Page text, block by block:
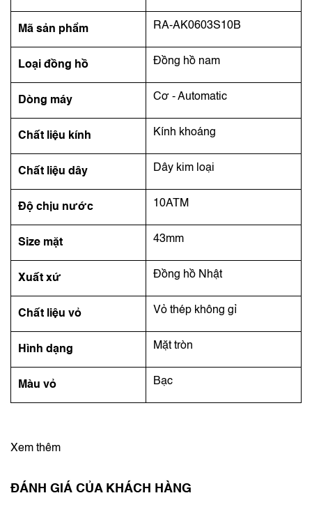
Mã sản phẩm RA-AK0603S10B
Loại đồng hồ Đồng hồ nam
Dòng máy Cơ - Automatic
Chất liệu kính Kính khoáng
Chất liệu dây Dây kim loại
Độ chịu nước 10ATM
Size mặt 43mm
Xuất xứ Đồng hồ Nhật
Chất liệu vỏ Vỏ thép không gỉ
Hình dạng Mặt tròn
Màu vỏ Bạc
Xem thêm
ĐÁNH GIÁ CỦA KHÁCH HÀNG